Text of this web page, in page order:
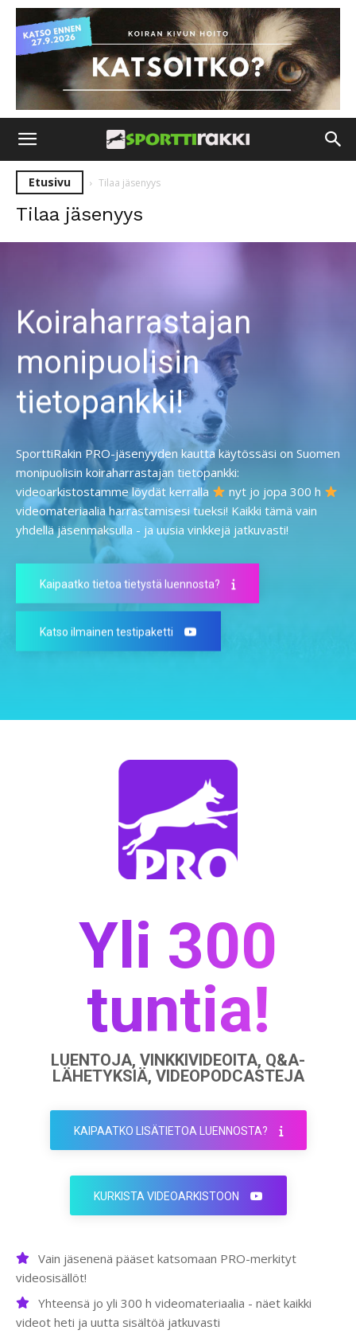
Etusivu Tilaa jäsenyys
Tilaa jäsenyys
Koiraharrastajan
monipuolisin
tietopankki!
SporttiRakin PRO-jäsenyyden kautta käytössäsi on Suomen
monipuolisin koiraharrastajan tietopankki:
videoarkistostamme löydät kerralla
nyt jo jopa 300 h
videomateriaalia harrastamisesi tueksi! Kaikki tämä vain
yhdellä jäsenmaksulla - ja uusia vinkkejä jatkuvasti!
Kaipaatko tietoa tietystä luennosta?
Katso ilmainen testipaketti
Yli 300
tuntia!
LUENTOJA, VINKKIVIDEOITA, Q&A-
LÄHETYKSIÄ, VIDEOPODCASTEJA
KAIPAATKO LISÄTIETOA LUENNOSTA?
KURKISTA VIDEOARKISTOON
Vain jäsenenä pääset katsomaan PRO-merkityt
videosisällöt!
Yhteensä jo yli 300 h videomateriaalia - näet kaikki
videot heti ja uutta sisältöä jatkuvasti